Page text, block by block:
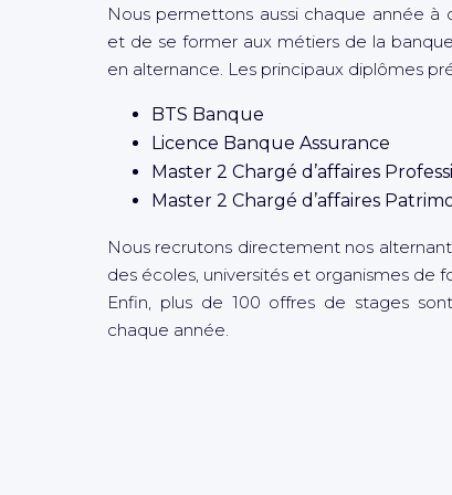
Nous permettons aussi chaque année à
et de se former aux métiers de la
en alternance. Les principaux diplômes
BTS Banque
Licence Banque Assurance
Master 2 Chargé d’affaires
Master 2 Chargé d’affaires
Nous recrutons directement nos
des écoles, universités et organismes de
Enfin, plus de 100 offres de stages
chaque année.